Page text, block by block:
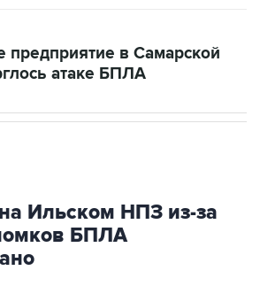
в Самарской
атаке БПЛА
Ильском НПЗ из-за
БПЛА